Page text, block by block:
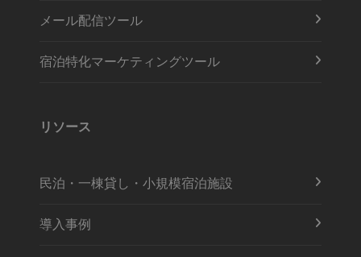
メール配信ツール
宿泊特化マーケティングツール
リソース
民泊・一棟貸し・小規模宿泊施設
導入事例